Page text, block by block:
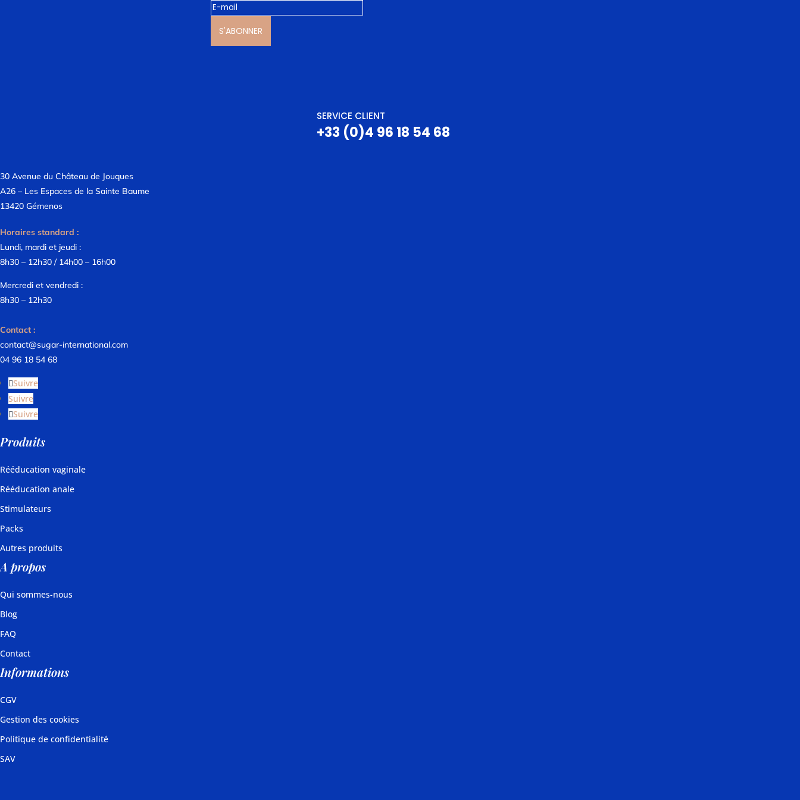
S'ABONNER
SERVICE CLIENT
+33 (0)4 96 18 54 68
30 Avenue du Château de Jouques
A26 – Les Espaces de la Sainte Baume
13420 Gémenos
Horaires standard :
Lundi, mardi et jeudi :
8h30 – 12h30 / 14h00 – 16h00
Mercredi et vendredi :
8h30 – 12h30
Contact :
contact@sugar-international.com
04 96 18 54 68
Suivre
Suivre
Suivre
Produits
Rééducation vaginale
Rééducation anale
Stimulateurs
Packs
Autres produits
A propos
Qui sommes-nous
Blog
FAQ
Contact
Informations
CGV
Gestion des cookies
Politique de confidentialité
SAV